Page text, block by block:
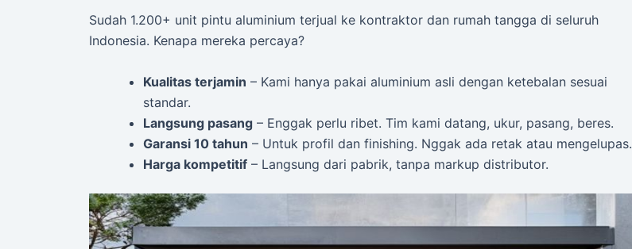
Sudah 1.200+ unit pintu aluminium terjual ke kontraktor dan rumah tangga di seluruh
Indonesia. Kenapa mereka percaya?
Kualitas terjamin – Kami hanya pakai aluminium asli dengan ketebalan sesuai
standar.
Langsung pasang – Enggak perlu ribet. Tim kami datang, ukur, pasang, beres.
Garansi 10 tahun – Untuk profil dan finishing. Nggak ada retak atau mengelupas.
Harga kompetitif – Langsung dari pabrik, tanpa markup distributor.